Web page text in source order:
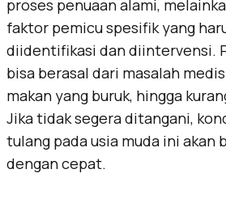
proses penuaan alami,
faktor pemicu spesifik yang
diidentifikasi dan diintervensi.
bisa berasal dari masalah
makan yang buruk, hingga
Jika tidak segera ditangani,
tulang pada usia muda ini akan
dengan cepat.